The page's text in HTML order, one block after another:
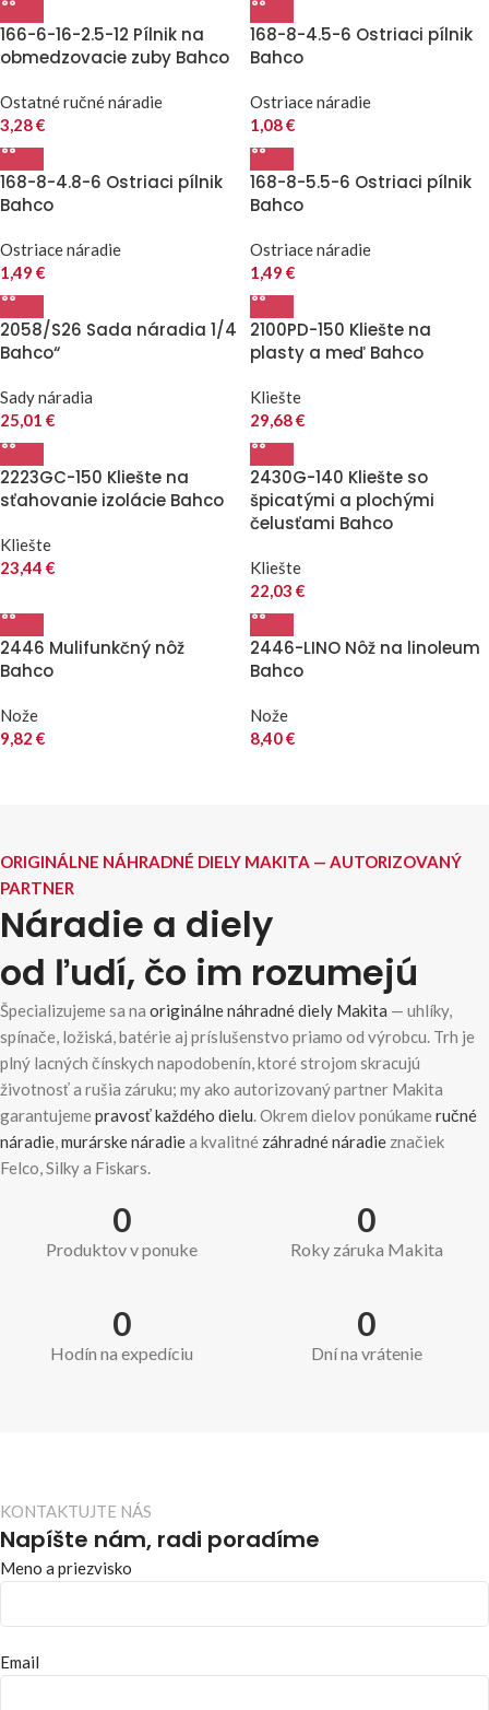
166-6-16-2.5-12 Pílnik na
obmedzovacie zuby Bahco
Ostatné ručné náradie
3,28€
168-8-4.5-6 Ostriaci pílnik
Bahco
Ostriace náradie
1,08€
168-8-4.8-6 Ostriaci pílnik
Bahco
Ostriace náradie
1,49 €
168-8-5.5-6 Ostriaci pílnik
Bahco
Ostriace náradie
1,49 €
2058/S26 Sada náradia 1/4
Bahco“
Sady náradia
25,01 €
2100PD-150 Kliešte na
plasty a meď Bahco
Kliešte
29,68€
2223GC-150 Kliešte na
sťahovanie izolácie Bahco
Kliešte
23,44 €
2430G-140 Kliešte so
špicatými a plochými
čelusťami Bahco
Kliešte
22,03 €
2446 Mulifunkčný nôž
Bahco
Nože
9,82 €
2446-LINO Nôž na linoleum
Bahco
Nože
8,40€
ORIGINÁLNE NÁHRADNÉ DIELY MAKITA — AUTORIZOVANÝ
PARTNER
Náradie a diely
od ľudí, čo im rozumejú
Špecializujeme sa na originálne náhradné diely Makita — uhlíky,
spínače, ložiská, batérie aj príslušenstvo priamo od výrobcu. Trh je
plný lacných čínskych napodobenín, ktoré strojom skracujú
životnosť a rušia záruku; my ako autorizovaný partner Makita
garantujemepravosť každého dielu. Okrem dielov ponúkameručné
náradie,murárske náradiea kvalitné záhradné náradie značiek
Felco, Silky a Fiskars.
0
Produktov v ponuke
0
Roky záruka Makita
0
Hodín na expedíciu
0
Dní na vrátenie
KONTAKTUJTE NÁS
Napíšte nám, radi poradíme
Meno a priezvisko
Email